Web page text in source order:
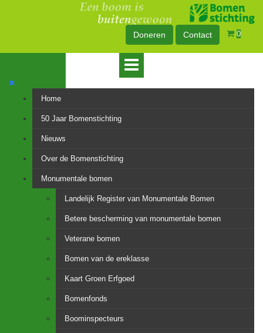
Doneren Contact 0
Home
50 Jaar Bomenstichting
Nieuws
Over de Bomenstichting
Monumentale bomen
Landelijk Register van Monumentale Bomen
Betere bescherming van monumentale bomen
Veterane bomen
Bomen van de ereklasse
Kaart Groen Erfgoed
Bomenfonds
Boominspecteurs